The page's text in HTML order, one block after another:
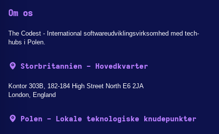
Om os
The Codest - International softwareudviklingsvirksomhed med tech-
hubs i Polen.
Storbritannien - Hovedkvarter
Kontor 303B, 182-184 High Street North E6 2JA
London, England
Polen - Lokale teknologiske knudepunkter